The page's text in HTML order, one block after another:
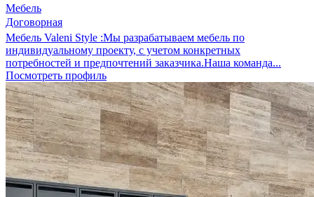
Мебель
Договорная
Мебель Valeni Style :Мы разрабатываем мебель по
индивидуальному проекту, с учетом конкретных
потребностей и предпочтений заказчика.Наша команда...
Посмотреть профиль